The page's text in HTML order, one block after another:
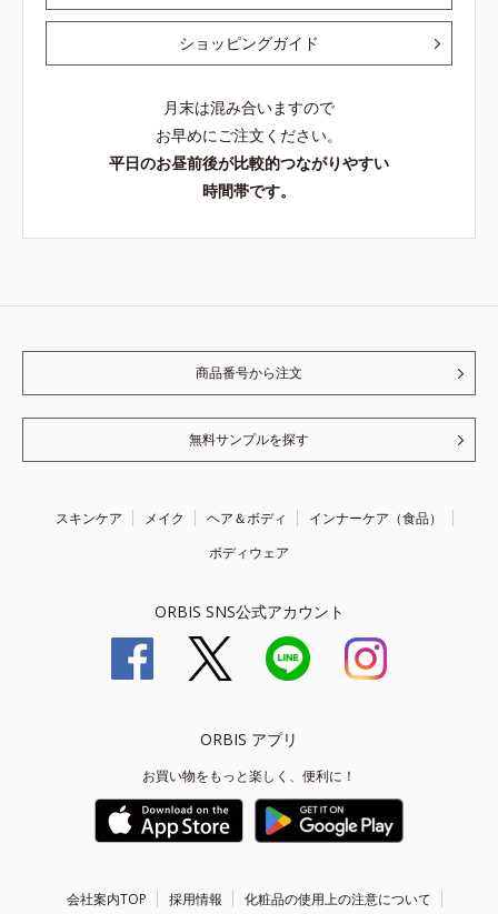
ショッピングガイド
月末は混み合いますので
お早めにご注文ください。
平日のお昼前後が比較的つながりやすい
時間帯です。
商品番号から注文
無料サンプルを探す
スキンケア メイク ヘア＆ボディ
インナーケア（食品）
ボディウェア
ORBIS SNS公式アカウント
ORBIS アプリ
お買い物をもっと楽しく、便利に！
会社案内TOP 採用情報 化粧品の使用上の注意について